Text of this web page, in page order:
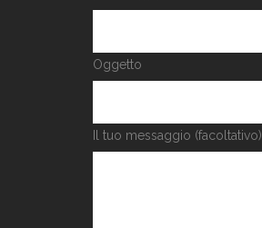
Oggetto
Il tuo messaggio (facoltativo)